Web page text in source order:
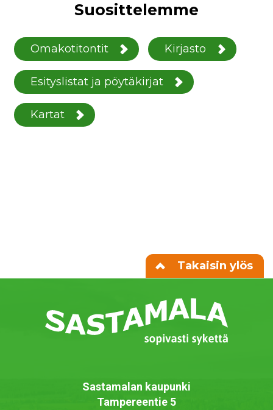
Suosittelemme
Omakotitontit Kirjasto
Esityslistat ja pöytäkirjat
Kartat
Takaisin ylös
Sastamalan kaupunki
Tampereentie 5